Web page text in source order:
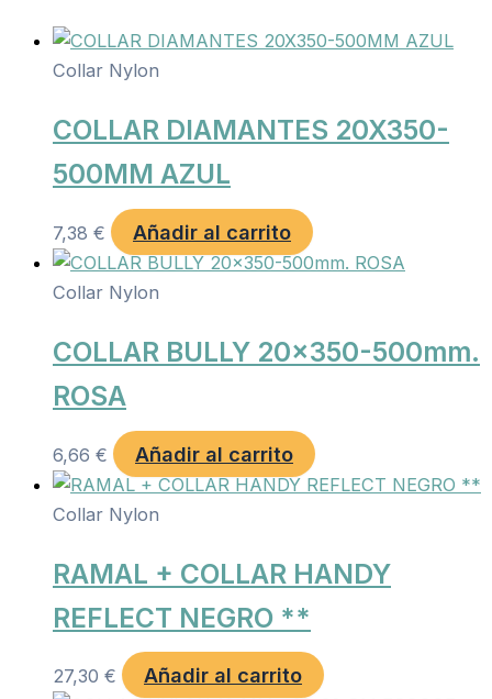
Collar Nylon
COLLAR DIAMANTES 20X350-
500MM AZUL
7,38 € Añadir al carrito
Collar Nylon
COLLAR BULLY 20×350-500mm.
ROSA
6,66 € Añadir al carrito
Collar Nylon
RAMAL + COLLAR HANDY
REFLECT NEGRO **
27,30 € Añadir al carrito